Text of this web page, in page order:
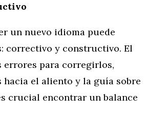
un nuevo idioma puede
correctivo y constructivo. El
errores para corregirlos,
el aliento y la guía sobre
crucial encontrar un balance